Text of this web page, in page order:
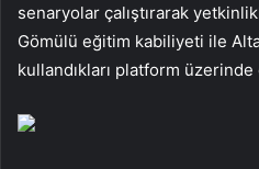
senaryolar çalıştırarak
Gömülü eğitim kabiliyeti ile
kullandıkları platform